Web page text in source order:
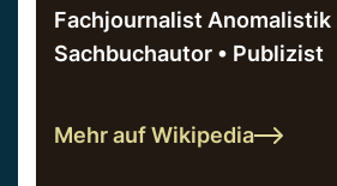
Fachjournalist Anomalistik
Sachbuchautor • Publizist
Mehr auf Wikipedia